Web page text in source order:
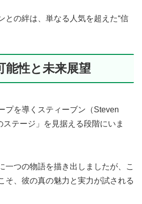
との絆は、単なる人気を超えた“信
能性と未来展望
プを導くスティーブン（Steven
ステージ」を見据える段階にいま
一つの物語を描き出しましたが、こ
そ、彼の真の魅力と実力が試される